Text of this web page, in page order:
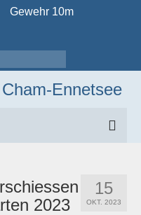
Gewehr 10m
15
OKT. 2023
2023